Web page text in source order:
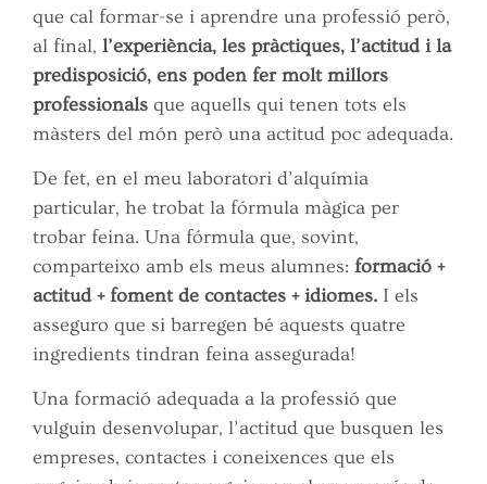
que cal formar-se i aprendre una professió però,
al final, l’experiència, les pràctiques, l’actitud i la
predisposició, ens poden fer molt millors
professionals que aquells qui tenen tots els
màsters del món però una actitud poc adequada.
De fet, en el meu laboratori d’alquímia
particular, he trobat la fórmula màgica per
trobar feina. Una fórmula que, sovint,
comparteixo amb els meus alumnes: formació +
actitud + foment de contactes + idiomes. I els
asseguro que si barregen bé aquests quatre
ingredients tindran feina assegurada!
Una formació adequada a la professió que
vulguin desenvolupar, l’actitud que busquen les
empreses, contactes i coneixences que els